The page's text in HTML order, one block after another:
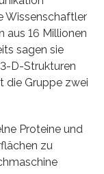
Wissenschaftler
aus 16 Millionen
sagen sie
D-Strukturen
die Gruppe zwei
Proteine und
zu